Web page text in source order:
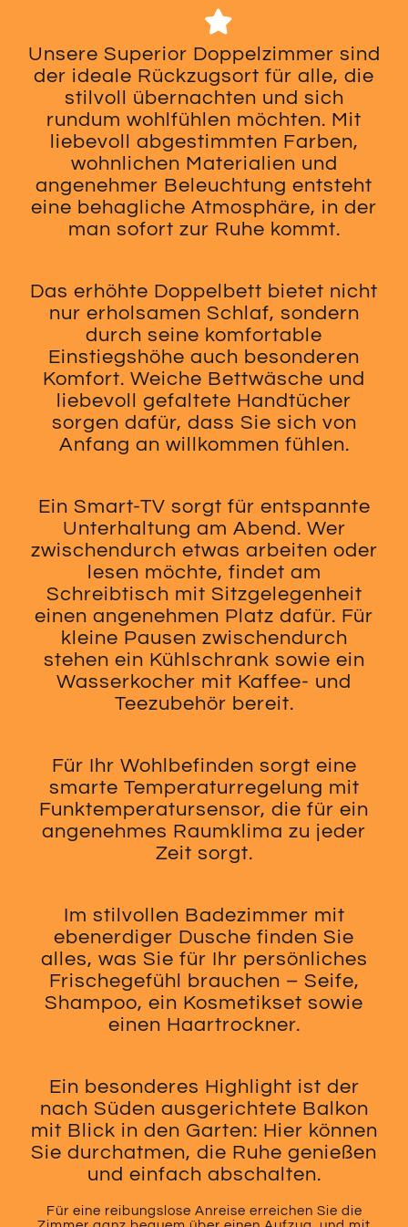
Unsere Superior Doppelzimmer sind
der ideale Rückzugsort für alle, die
stilvoll übernachten und sich
rundum wohlfühlen möchten. Mit
liebevoll abgestimmten Farben,
wohnlichen Materialien und
angenehmer Beleuchtung entsteht
eine behagliche Atmosphäre, in der
man sofort zur Ruhe kommt.
Das erhöhte Doppelbett bietet nicht
nur erholsamen Schlaf, sondern
durch seine komfortable
Einstiegshöhe auch besonderen
Komfort. Weiche Bettwäsche und
liebevoll gefaltete Handtücher
sorgen dafür, dass Sie sich von
Anfang an willkommen fühlen.
Ein Smart-TV sorgt für entspannte
Unterhaltung am Abend. Wer
zwischendurch etwas arbeiten oder
lesen möchte, findet am
Schreibtisch mit Sitzgelegenheit
einen angenehmen Platz dafür. Für
kleine Pausen zwischendurch
stehen ein Kühlschrank sowie ein
Wasserkocher mit Kaffee- und
Teezubehör bereit.
Für Ihr Wohlbefinden sorgt eine
smarte Temperaturregelung mit
Funktemperatursensor, die für ein
angenehmes Raumklima zu jeder
Zeit sorgt.
Im stilvollen Badezimmer mit
ebenerdiger Dusche finden Sie
alles, was Sie für Ihr persönliches
Frischegefühl brauchen – Seife,
Shampoo, ein Kosmetikset sowie
einen Haartrockner.
Ein besonderes Highlight ist der
nach Süden ausgerichtete Balkon
mit Blick in den Garten: Hier können
Sie durchatmen, die Ruhe genießen
und einfach abschalten.
Für eine reibungslose Anreise erreichen Sie die